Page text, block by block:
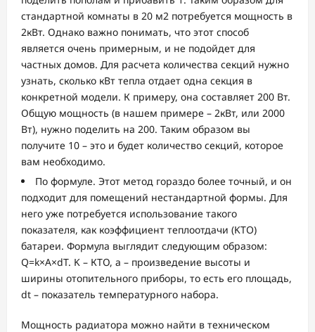
стандартной комнаты в 20 м2 потребуется мощность в
2кВт. Однако важно понимать, что этот способ
является очень примерным, и не подойдет для
частных домов. Для расчета количества секций нужно
узнать, сколько кВт тепла отдает одна секция в
конкретной модели. К примеру, она составляет 200 Вт.
Общую мощность (в нашем примере – 2кВт, или 2000
Вт), нужно поделить на 200. Таким образом вы
получите 10 – это и будет количество секций, которое
вам необходимо.
По формуле. Этот метод гораздо более точный, и он
подходит для помещений нестандартной формы. Для
него уже потребуется использование такого
показателя, как коэффициент теплоотдачи (KTO)
батареи. Формула выглядит следующим образом:
Q=k×A×dT. K – КТО, а – произведение высоты и
ширины отопительного приборы, то есть его площадь,
dt – показатель температурного набора.
Мощность радиатора можно найти в техническом